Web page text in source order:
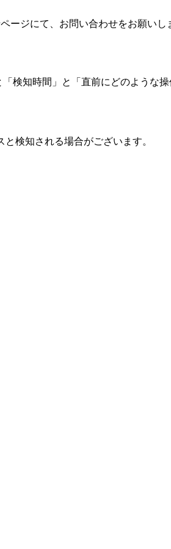
ージにて、お問い合わせをお願いし
検知時間」と「直前にどのような操
検知される場合がございます。